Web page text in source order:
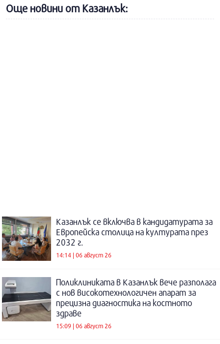
Още новини от Казанлък:
Казанлък се включва в кандидатурата за
Европейска столица на културата през
2032 г.
14:14 | 06 август 26
Поликлиниката в Казанлък вече разполага
с нов високотехнологичен апарат за
прецизна диагностика на костното
здраве
15:09 | 06 август 26